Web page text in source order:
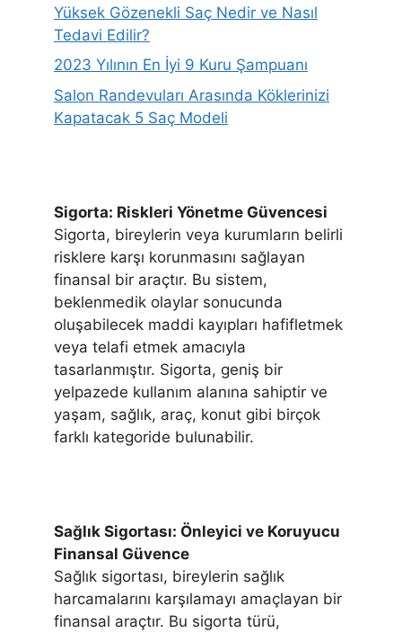
Yüksek Gözenekli Saç Nedir ve Nasıl
Tedavi Edilir?
2023 Yılının En İyi 9 Kuru Şampuanı
Salon Randevuları Arasında Köklerinizi
Kapatacak 5 Saç Modeli
Sigorta: Riskleri Yönetme Güvencesi
Sigorta, bireylerin veya kurumların belirli
risklere karşı korunmasını sağlayan
finansal bir araçtır. Bu sistem,
beklenmedik olaylar sonucunda
oluşabilecek maddi kayıpları hafifletmek
veya telafi etmek amacıyla
tasarlanmıştır. Sigorta, geniş bir
yelpazede kullanım alanına sahiptir ve
yaşam, sağlık, araç, konut gibi birçok
farklı kategoride bulunabilir.
Sağlık Sigortası: Önleyici ve Koruyucu
Finansal Güvence
Sağlık sigortası, bireylerin sağlık
harcamalarını karşılamayı amaçlayan bir
finansal araçtır. Bu sigorta türü,